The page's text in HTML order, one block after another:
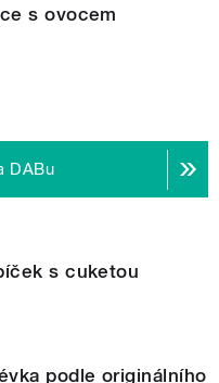
s ovocem
DABu
s cuketou
podle originálního